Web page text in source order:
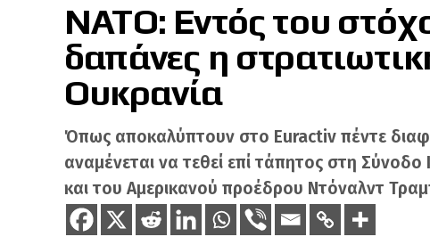
ΝΑΤΟ: Εντός του
δαπάνες η
Ουκρανία
Όπως αποκαλύπτουν στο Euractiv πέντε
αναμένεται να τεθεί επί τάπητος στη
και του Αμερικανού προέδρου Ντόναλντ